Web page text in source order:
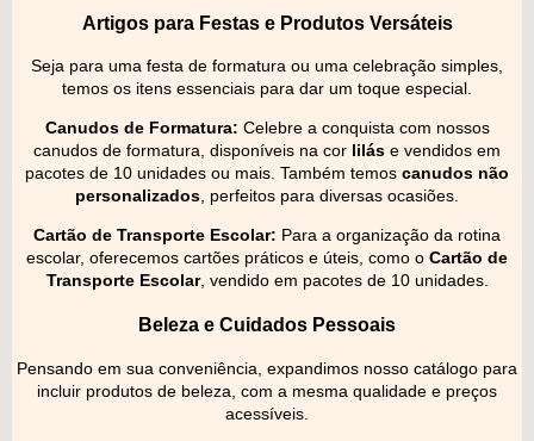
Artigos para Festas e Produtos Versáteis
Seja para uma festa de formatura ou uma celebração simples,
temos os itens essenciais para dar um toque especial.
Canudos de Formatura: Celebre a conquista com nossos
canudos de formatura, disponíveis na cor lilás e vendidos em
pacotes de 10 unidades ou mais. Também temos canudos não
personalizados , perfeitos para diversas ocasiões.
Cartão de Transporte Escolar: Para a organização da rotina
escolar, oferecemos cartões práticos e úteis, como o Cartão de
Transporte Escolar, vendido em pacotes de 10 unidades.
Beleza e Cuidados Pessoais
Pensando em sua conveniência, expandimos nosso catálogo para
incluir produtos de beleza, com a mesma qualidade e preços
acessíveis.